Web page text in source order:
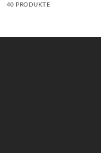
40 PRODUKTE